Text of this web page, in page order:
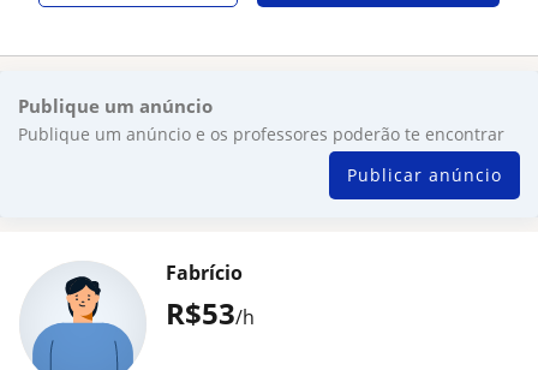
Publique um anúncio
Publique um anúncio e os professores poderão te encontrar
Publicar anúncio
R$53/h
Fabrício